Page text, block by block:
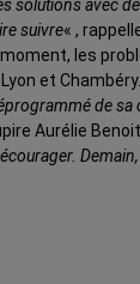
solutions avec
suivre« ,
les
et
de sa
Aurélie